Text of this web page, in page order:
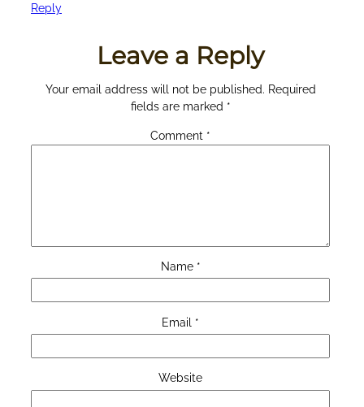
Reply
Leave a Reply
Your email address will not be published. Required
fields are marked *
Comment *
Name *
Email *
Website